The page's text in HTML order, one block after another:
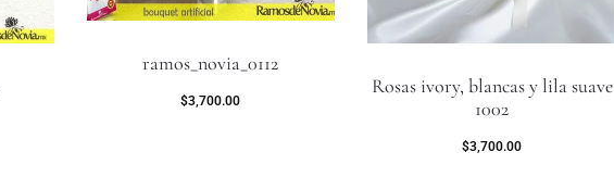
ramos_novia_0112
$3,700.00
Rosas ivory, blancas y lila suave
1002
$3,700.00